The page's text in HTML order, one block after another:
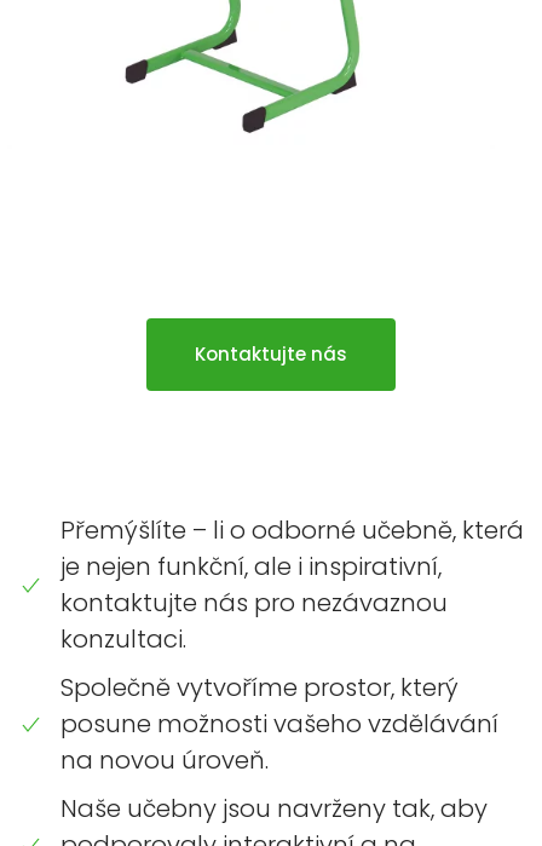
Kontaktujte nás
Přemýšlíte – li o odborné učebně, která
je nejen funkční, ale i inspirativní,
kontaktujte nás pro nezávaznou
konzultaci.
Společně vytvoříme prostor, který
posune možnosti vašeho vzdělávání
na novou úroveň.
Naše učebny jsou navrženy tak, aby